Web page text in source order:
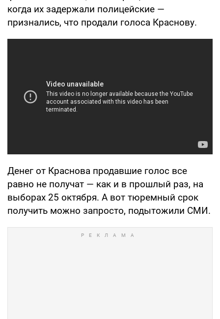
когда их задержали полицейские —
признались, что продали голоса Краснову.
Денег от Краснова продавшие голос все
равно не получат — как и в прошлый раз, на
выборах 25 октября. А вот тюремный срок
получить можно запросто, подытожили СМИ.